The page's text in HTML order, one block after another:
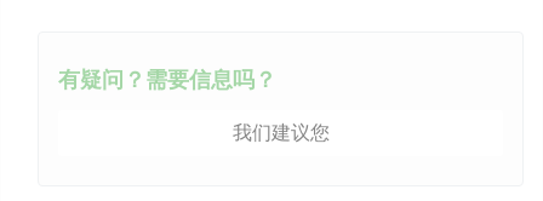
有疑问？需要信息吗？
我们建议您